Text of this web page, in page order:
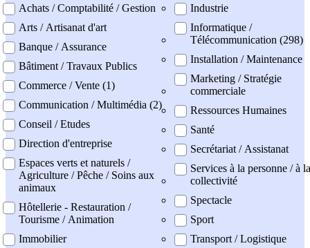
professionel
Achats / Comptabilité / Gestion
Arts / Artisanat d'art
Banque / Assurance
Bâtiment / Travaux Publics
Commerce / Vente (1)
Communication / Multimédia (2)
Conseil / Etudes
Direction d'entreprise
Espaces verts et naturels /
Agriculture / Pêche / Soins aux
animaux
Hôtellerie - Restauration /
Tourisme / Animation
Immobilier
Industrie
Informatique /
Télécommunication (298)
Installation / Maintenance
Marketing / Stratégie
commerciale
Ressources Humaines
Santé
Secrétariat / Assistanat
Services à la personne / à la
collectivité
Spectacle
Sport
Transport / Logistique